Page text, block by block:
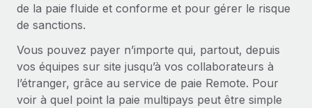
de la paie fluide et conforme et pour gérer le risque
de sanctions.
Vous pouvez payer n’importe qui, partout, depuis
vos équipes sur site jusqu’à vos collaborateurs à
l’étranger, grâce au service de paie Remote. Pour
voir à quel point la paie multipays peut être simple